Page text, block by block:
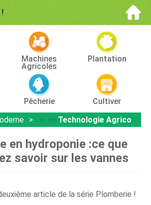
!
Machines
Agricoles
Plantation
Pêcherie
Cultiver
> >> Technologie Agricole
en hydroponie :ce que
savoir sur les vannes
article de la série Plomberie !